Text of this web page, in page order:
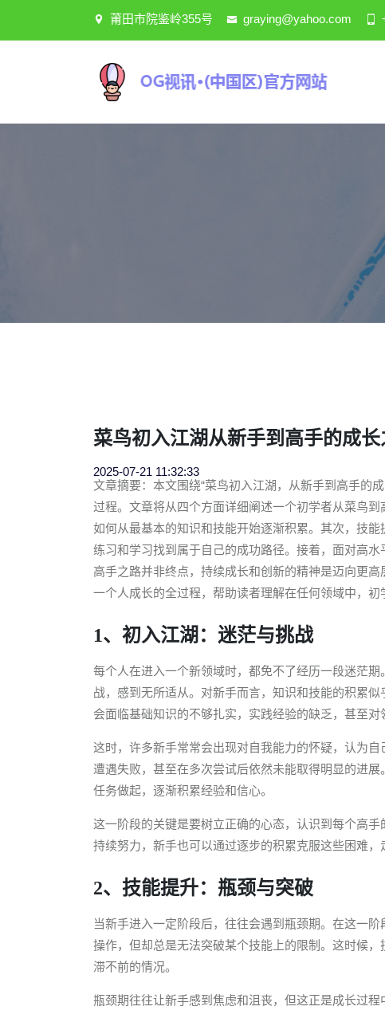
莆田市院鉴岭355号 graying@yahoo.com
菜鸟初入江湖从新手到高手的成长
2025-07-21 11:32:33
文章摘要：本文围绕“菜鸟初入江湖，从新手到高手的
过程。文章将从四个方面详细阐述一个初学者从菜鸟
如何从最基本的知识和技能开始逐渐积累。其次，技
练习和学习找到属于自己的成功路径。接着，面对高
高手之路并非终点，持续成长和创新的精神是迈向更
一个人成长的全过程，帮助读者理解在任何领域中，初
1、初入江湖：迷茫与挑战
每个人在进入一个新领域时，都免不了经历一段迷茫
战，感到无所适从。对新手而言，知识和技能的积累
会面临基础知识的不够扎实，实践经验的缺乏，甚至对
这时，许多新手常常会出现对自我能力的怀疑，认为
遭遇失败，甚至在多次尝试后依然未能取得明显的进
任务做起，逐渐积累经验和信心。
这一阶段的关键是要树立正确的心态，认识到每个高
持续努力，新手也可以通过逐步的积累克服这些困难，
2、技能提升：瓶颈与突破
当新手进入一定阶段后，往往会遇到瓶颈期。在这一
操作，但却总是无法突破某个技能上的限制。这时候
滞不前的情况。
瓶颈期往往让新手感到焦虑和沮丧，但这正是成长过